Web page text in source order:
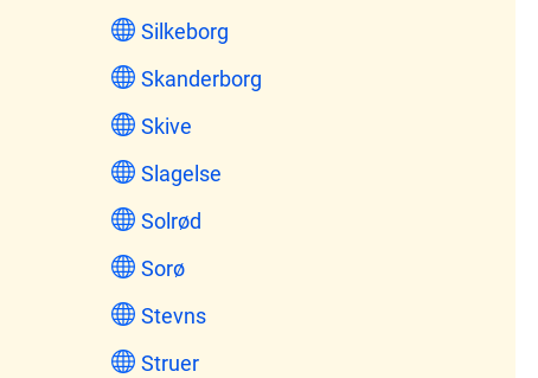
Silkeborg
Skanderborg
Skive
Slagelse
Solrød
Sorø
Stevns
Struer